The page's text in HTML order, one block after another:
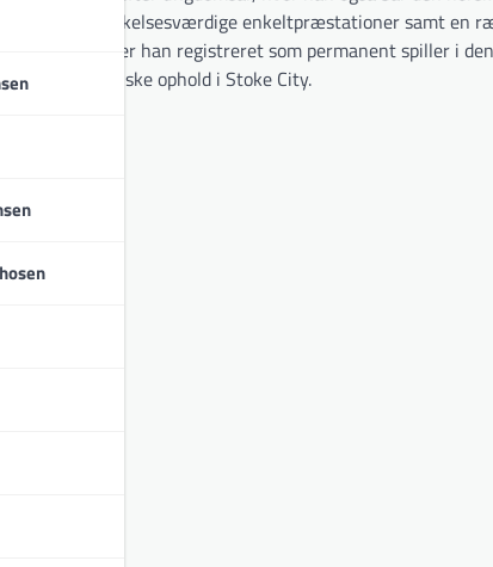
bemærkelsesværdige enkeltpræstationer samt en
2024 er han registreret som permanent spiller i
engelske ophold i Stoke City.